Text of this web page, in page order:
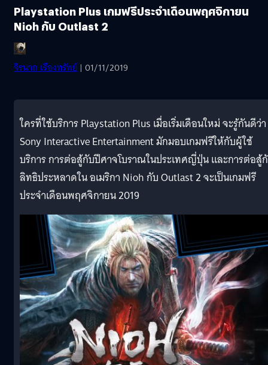
Playstation Plus เกมฟรีประจำเดือนพฤศจิกายน
Nioh กับ Outlast 2
จีรนาถ เรืองทรัพย์ | 01/11/2019
ใครที่ใช้บริการ Playstation Plus เมื่อเริ่มเดือนใหม่ จะรู้กันดีว่า
Sony Interactive Entertainment มักมอบเกมฟรีให้กับผู้ใช้
บริการ การต่อสู้กับปีศาจโบราณในประเทศญี่ปุ่น และการต่อสู้
ลิทธิประหลาดใน อเมริกา Nioh กับ Outlast 2 จะเป็นเกมฟรี
ประจำเดือนพฤศจิกายน 2019